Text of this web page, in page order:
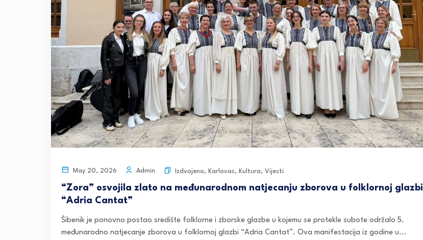
May 20, 2026 Admin Izdvojeno, Karlovac, Kultura, Vijesti
“Zora” osvojila zlato na međunarodnom natjecanju zborova u folklornoj glazbi
“Adria Cantat”
Šibenik je ponovno postao središte folklorne i zborske glazbe u kojemu se protekle subote održalo 5.
međunarodno natjecanje zborova u folklornoj glazbi “Adria Cantat”. Ova manifestacija iz godine u...